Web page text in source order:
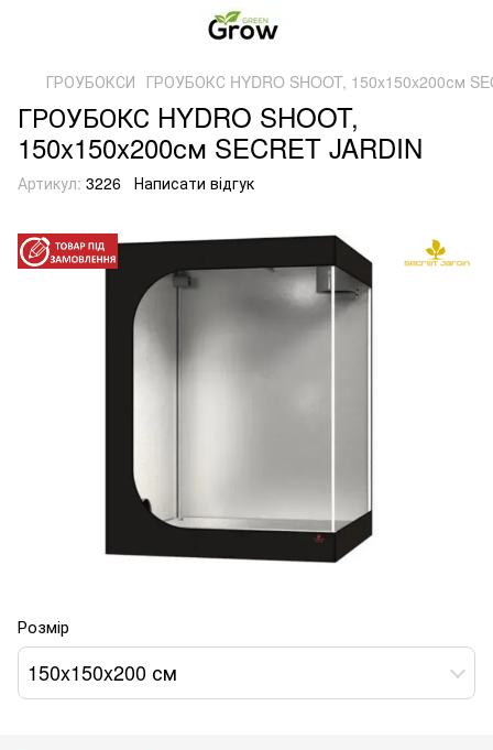
ГРОУБОКСИ ГРОУБОКС HYDRO SHOOT, 150x150x200см
ГРОУБОКС HYDRO SHOOT,
150x150x200см SECRET JARDIN
Артикул: 3226 Написати відгук
Розмір
150x150x200 см